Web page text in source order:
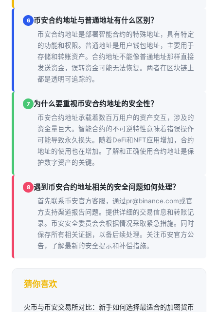
6 币安合约地址与普通地址有什么区别？
币安合约地址是部署智能合约的特殊地址，具有特定
的功能和权限。普通地址是用户钱包地址，主要用于
存储和转账资产。合约地址不能像普通地址那样直接
发送资金，误转资金可能无法恢复。两者在区块链上
都是透明可追踪的。
7 为什么要重视币安合约地址的安全性？
币安合约地址承载着数百万用户的资产交互，涉及的
资金量巨大。智能合约的不可逆特性意味着错误操作
可能导致永久损失。随着DeFi和NFT应用增加，合约
地址的使用也在增加。了解和正确使用合约地址是保
护数字资产的关键。
8 遇到币安合约地址相关的安全问题如何处理？
首先联系币安官方客服，通过pr@binance.com或官
方支持渠道报告问题。提供详细的交易信息和转账记
录。币安安全委员会会根据情况采取紧急措施。同时
保存所有相关证据，以备后续处理。关注币安官方公
告，了解最新的安全提示和补偿措施。
猜你喜欢
火币与币安交易所对比：新手如何选择最适合的加密货币